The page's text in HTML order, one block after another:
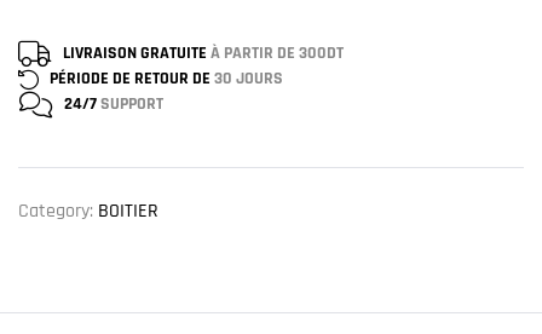
LIVRAISON GRATUITE À PARTIR DE 300DT
PÉRIODE DE RETOUR DE 30 JOURS
24/7SUPPORT
Category: BOITIER